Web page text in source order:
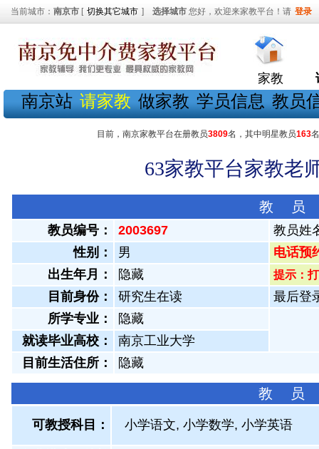
当前城市： 南京市 [ 切换其它城市 ] 选择城市 您好，欢迎来家教平台！请 登录
家教
南京站 请家教 做家教 学员信息 教员
目前，南京家教平台在册教员3809名，其中明星教员163
63家教平台家教老
教 员
教员编号： 2003697
教员姓
性别：
男
电话预
出生年月：
隐藏 提示：
目前身份： 研究生在读
最后登
所学专业：
隐藏
就读毕业高校：
南京工业大学
目前生活住所：
隐藏
教 员
可教授科目： 小学语文, 小学数学, 小学英语